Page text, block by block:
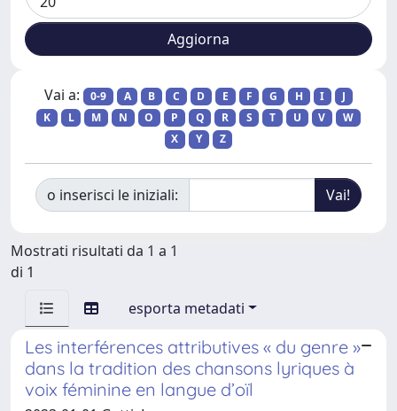
Vai a: 0-9 A B C D E F G H I
J
K
L M N O P Q R S T U V
W
X
Y Z
o inserisci le iniziali:
Mostrati risultati da 1 a 1
di 1
esporta metadati
Les interférences attributives « du genre »
dans la tradition des chansons lyriques à
voix féminine en langue d’oïl